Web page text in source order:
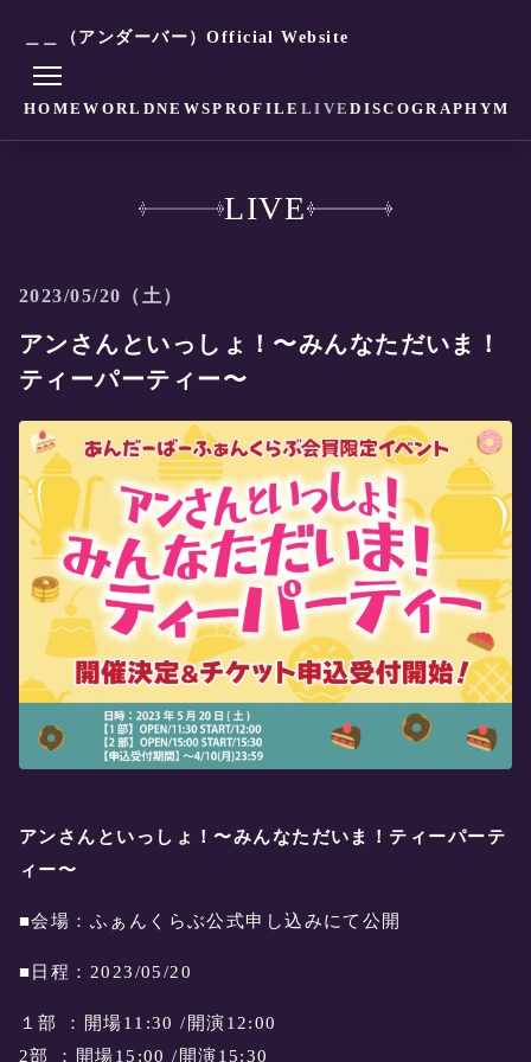
＿＿（アンダーバー）Official Website
HOMEWORLDNEWSPROFILE LIVEDISCOGRAPHY
LIVE
2023/05/20（土）
アンさんといっしょ！〜みんなただいま！
ティーパーティー〜
アンさんといっしょ！〜みんなただいま！ティーパーテ
ィー〜
■会場：ふぁんくらぶ公式申し込みにて公開
■日程：2023/05/20
１部 ：開場11:30 /開演12:00
2部 ：開場15:00 /開演15:30